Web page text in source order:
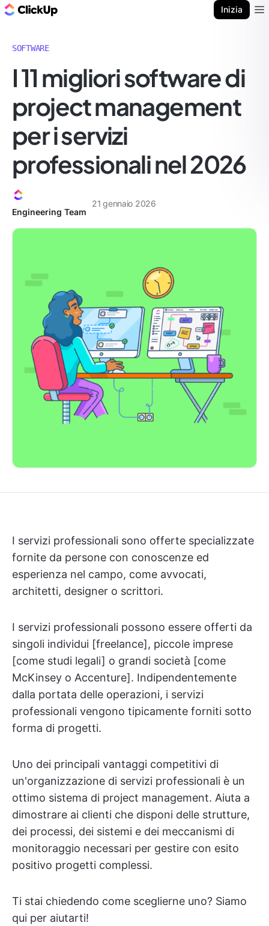
Inizia
SOFTWARE
I 11 migliori software di
project management
per i servizi
professionali nel 2026
Engineering Team
21 gennaio 2026
I servizi professionali sono offerte specializzate
fornite da persone con conoscenze ed
esperienza nel campo, come avvocati,
architetti, designer o scrittori.
I servizi professionali possono essere offerti da
singoli individui [freelance], piccole imprese
[come studi legali] o grandi società [come
McKinsey o Accenture]. Indipendentemente
dalla portata delle operazioni, i servizi
professionali vengono tipicamente forniti sotto
forma di progetti.
Uno dei principali vantaggi competitivi di
un'organizzazione di servizi professionali è un
ottimo sistema di project management. Aiuta a
dimostrare ai clienti che disponi delle strutture,
dei processi, dei sistemi e dei meccanismi di
monitoraggio necessari per gestire con esito
positivo progetti complessi.
Ti stai chiedendo come sceglierne uno? Siamo
qui per aiutarti!